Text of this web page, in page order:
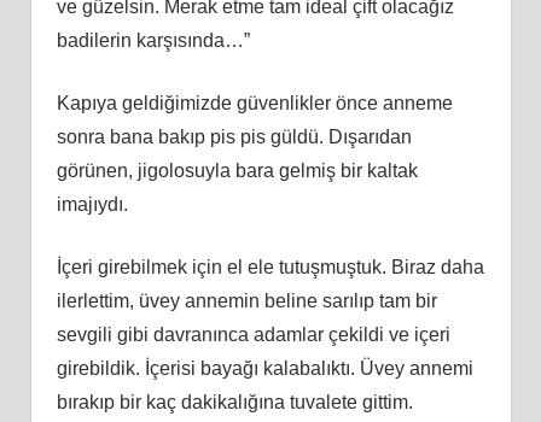
ve güzelsin. Merak etme tam ideal çift olacağız
badilerin karşısında…”
Kapıya geldiğimizde güvenlikler önce anneme
sonra bana bakıp pis pis güldü. Dışarıdan
görünen, jigolosuyla bara gelmiş bir kaltak
imajıydı.
İçeri girebilmek için el ele tutuşmuştuk. Biraz daha
ilerlettim, üvey annemin beline sarılıp tam bir
sevgili gibi davranınca adamlar çekildi ve içeri
girebildik. İçerisi bayağı kalabalıktı. Üvey annemi
bırakıp bir kaç dakikalığına tuvalete gittim.